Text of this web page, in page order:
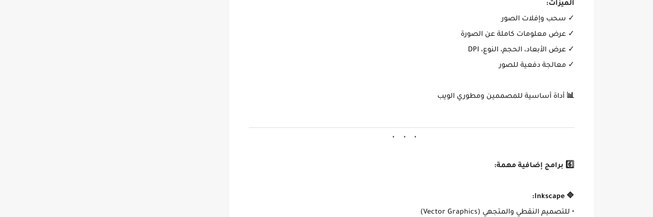
الميزات:
✓ سحب وإفلات الصور
✓ عرض معلومات كاملة عن الصورة
✓ عرض الأبعاد، الحجم، النوع، DPI
✓ معالجة دفعية للصور
📊 أداة أساسية للمصممين ومطوري الويب
6️⃣ برامج إضافية مهمة:
🔷 Inkscape:
• للتصميم النقطي والمتجهي (Vector Graphics)